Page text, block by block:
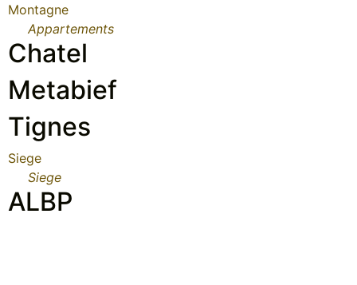
Montagne
Appartements
Chatel
Metabief
Tignes
Siege
Siege
ALBP